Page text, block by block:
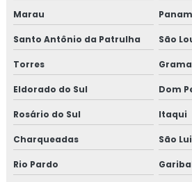
Fogão campeiro de canto com
Fogão campeiro moderno
Fogão campestre chapa de
Fogão campestre chapa de ferro
Fogão com gabinete
Fogão inox a lenha
Marau
Santo Antônio da Patrulha São
Torres
Eldorado do Sul Dom
Rosário do Sul Itaqui
Charqueadas São
Rio Pardo